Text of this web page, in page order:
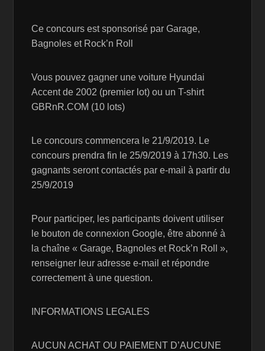
Ce concours est sponsorisé par Garage,
Bagnoles et Rock’n Roll
Vous pouvez gagner une voiture Hyundai
Accent de 2002 (premier lot) ou un T-shirt
GBRnR.COM (10 lots)
Le concours commencera le 21/9/2019. Le
concours prendra fin le 25/9/2019 à 17h30. Les
gagnants seront contactés par e-mail à partir du
25/9/2019
Pour participer, les participants doivent utiliser
le bouton de connexion Google, être abonné à
la chaîne « Garage, Bagnoles et Rock’n Roll »,
renseigner leur adresse e-mail et répondre
correctement à une question.
INFORMATIONS LEGALES
AUCUN ACHAT OU PAIEMENT D’AUCUNE